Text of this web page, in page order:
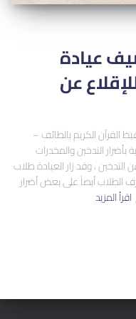
عيادة
عن
القرآن الكريم بالطائف –
التدخين والمخدرات
، وقد زار العيادة طلاب
الطلاب أيضاً على بعض أضرار
اقرأ المزيد